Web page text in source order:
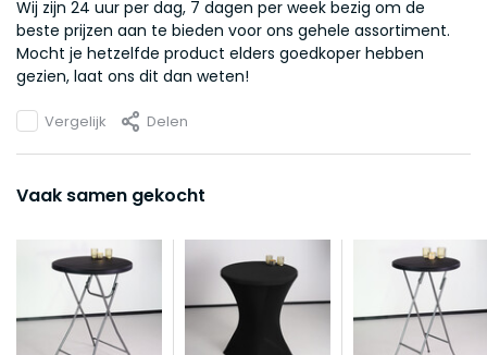
Wij zijn 24 uur per dag, 7 dagen per week bezig om de
beste prijzen aan te bieden voor ons gehele assortiment.
Mocht je hetzelfde product elders goedkoper hebben
gezien, laat ons dit dan weten!
Vergelijk Delen
Vaak samen gekocht